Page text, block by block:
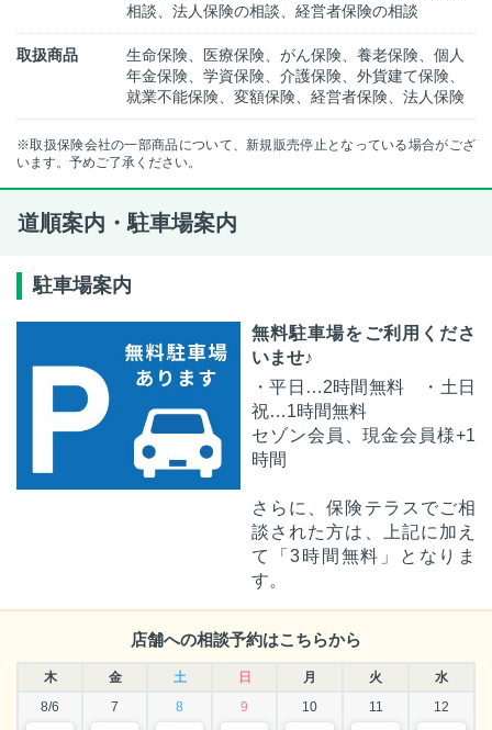
相談、法人保険の相談、経営者保険の相談
取扱商品
生命保険、医療保険、がん保険、養老保険、個人
年金保険、学資保険、介護保険、外貨建て保険、
就業不能保険、変額保険、経営者保険、法人保険
※取扱保険会社の一部商品について、新規販売停止となっている場合がござ
います。予めご了承ください。
道順案内・駐車場案内
駐車場案内
無料駐車場をご利用くださ
いませ♪
・平日…2時間無料 ・土日
祝…1時間無料
セゾン会員、現金会員様+1
時間
さらに、保険テラスでご相
談された方は、上記に加え
て「3時間無料」となりま
す。
店舗への相談予約はこちらから
木 金 土 日 月 火
水
8/6
7 8 9 10 11 12